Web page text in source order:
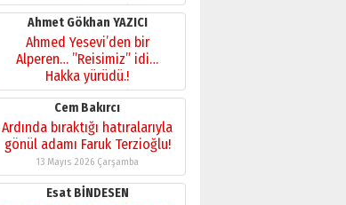
28 Temmuz 2026 Salı
Ahmet Gökhan YAZICI
Ahmed Yesevi’den bir
Alperen… ”Reisimiz” idi…
Hakka yürüdü.!
26 Mart 2026 Perşembe
Cem Bakırcı
Ardında bıraktığı hatıralarıyla
gönül adamı Faruk Terzioğlu!
13 Mayıs 2026 Çarşamba
Esat BİNDESEN